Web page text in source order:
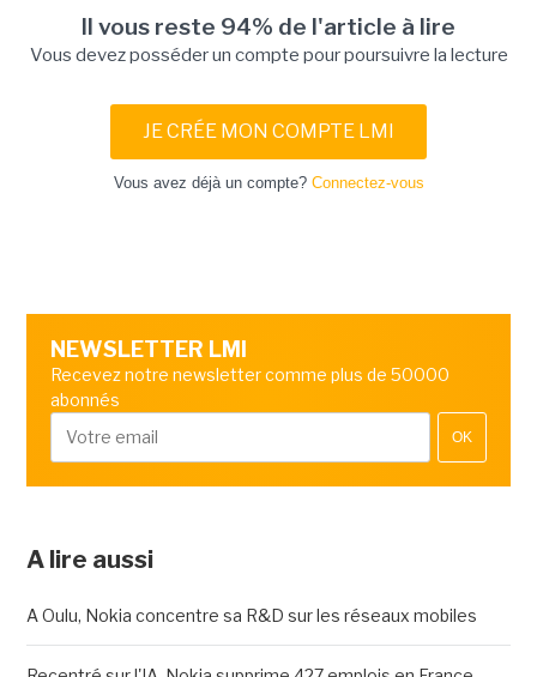
Il vous reste 94% de l'article à lire
Vous devez posséder un compte pour poursuivre la lecture
JE CRÉE MON COMPTE LMI
Vous avez déjà un compte? Connectez-vous
NEWSLETTER LMI
Recevez notre newsletter comme plus de 50000
abonnés
OK
A lire aussi
A Oulu, Nokia concentre sa R&D sur les réseaux mobiles